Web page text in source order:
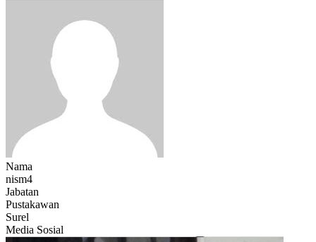
Nama
nism4
Jabatan
Pustakawan
Surel
Media Sosial